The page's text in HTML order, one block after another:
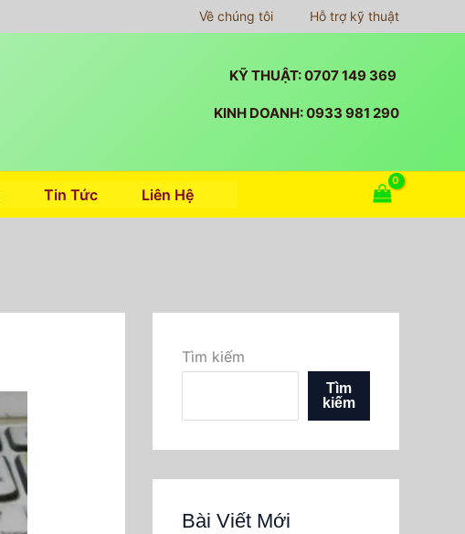
Về chúng tôi Hỗ trợ kỹ thuật
KỸ THUẬT: 0707 149 369
KINH DOANH: 0933 981 290
Tin Tức Liên Hệ
Tìm kiếm
Tìm
kiếm
Bài Viết Mới